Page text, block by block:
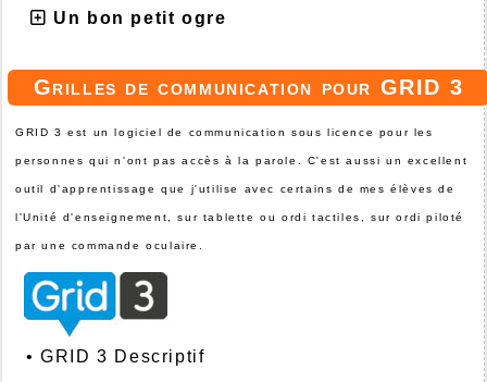
Un bon petit ogre
Grilles de communication pour GRID 3
GRID 3 est un logiciel de communication sous licence pour les
personnes qui n'ont pas accès à la parole. C'est aussi un excellent
outil d'apprentissage que j'utilise avec certains de mes élèves de
l'Unité d'enseignement, sur tablette ou ordi tactiles, sur ordi piloté
par une commande oculaire.
•GRID 3 Descriptif